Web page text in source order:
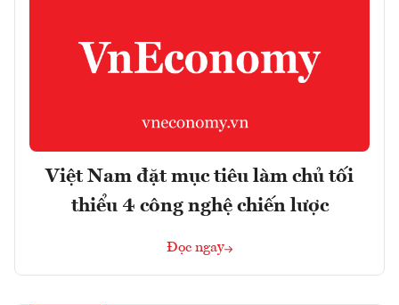
Việt Nam đặt mục tiêu làm chủ tối
thiểu 4 công nghệ chiến lược
Đọc ngay